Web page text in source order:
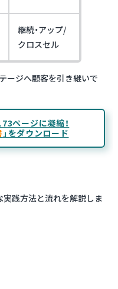
継続・アップ/
クロスセル
ージへ顧客を引き継いで
ページに凝縮！
」をダウンロード
実践方法と流れを解説しま